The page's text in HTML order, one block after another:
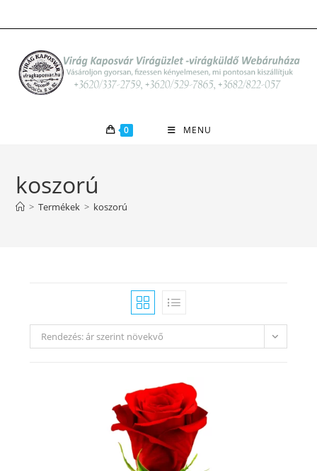
to
0 MENU
koszorú
> Termékek > koszorú
Rendezés: ár szerint növekvő